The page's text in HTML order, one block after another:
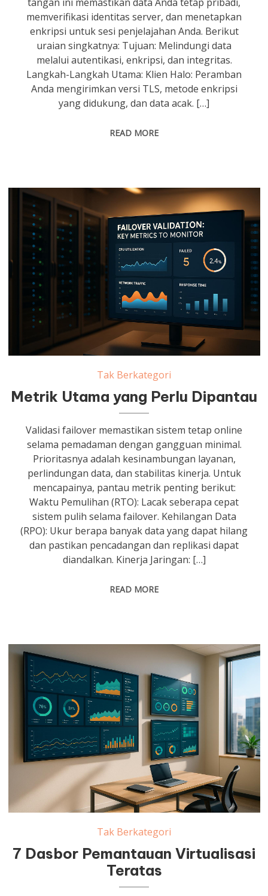
memverifikasi identitas server, dan menetapkan
enkripsi untuk sesi penjelajahan Anda. Berikut
uraian singkatnya: Tujuan: Melindungi data
melalui autentikasi, enkripsi, dan integritas.
Langkah-Langkah Utama: Klien Halo: Peramban
Anda mengirimkan versi TLS, metode enkripsi
yang didukung, dan data acak. […]
READ MORE
Tak Berkategori
Metrik Utama yang Perlu Dipantau
Validasi failover memastikan sistem tetap online
selama pemadaman dengan gangguan minimal.
Prioritasnya adalah kesinambungan layanan,
perlindungan data, dan stabilitas kinerja. Untuk
mencapainya, pantau metrik penting berikut:
Waktu Pemulihan (RTO): Lacak seberapa cepat
sistem pulih selama failover. Kehilangan Data
(RPO): Ukur berapa banyak data yang dapat hilang
dan pastikan pencadangan dan replikasi dapat
diandalkan. Kinerja Jaringan: […]
READ MORE
Tak Berkategori
7 Dasbor Pemantauan Virtualisasi
Teratas